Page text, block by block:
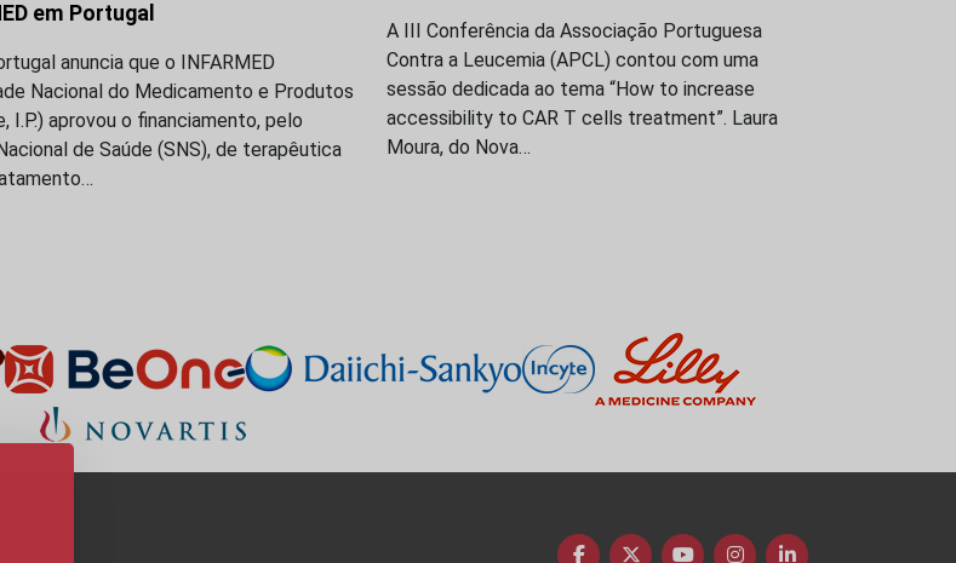
em Portugal
anuncia que o INFARMED
Nacional do Medicamento e Produtos
I.P.) aprovou o financiamento, pelo
de Saúde (SNS), de terapêutica
A III Conferência da Associação Portuguesa
Contra a Leucemia (APCL) contou com uma
sessão dedicada ao tema “How to increase
accessibility to CAR T cells treatment”. Laura
Moura, do Nova…